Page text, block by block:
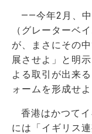
――今年2月、
（グレーターベ
が、まさにその
展させよ」と明
よる取引が出来
ォームを形成せ
香港はかつて
には「イギリス